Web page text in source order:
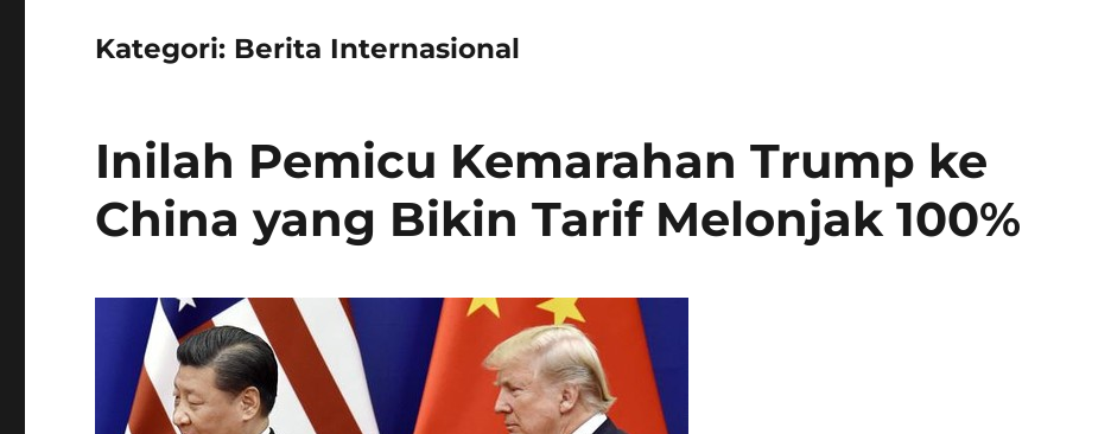
Kategori: Berita Internasional
Inilah Pemicu Kemarahan Trump ke
China yang Bikin Tarif Melonjak 100%